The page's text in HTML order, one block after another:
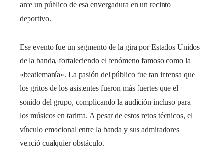
ante un público de esa envergadura en un recinto
deportivo.
Ese evento fue un segmento de la gira por Estados Unidos
de la banda, fortaleciendo el fenómeno famoso como la
«beatlemanía». La pasión del público fue tan intensa que
los gritos de los asistentes fueron más fuertes que el
sonido del grupo, complicando la audición incluso para
los músicos en tarima. A pesar de estos retos técnicos, el
vínculo emocional entre la banda y sus admiradores
venció cualquier obstáculo.